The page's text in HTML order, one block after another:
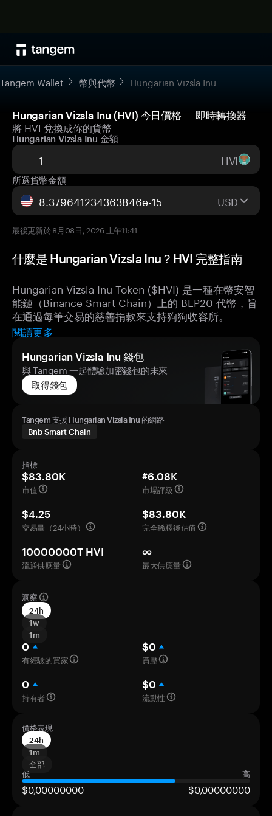
Tangem Wallet 幣與代幣 Hungarian Vizsla Inu
Hungarian Vizsla Inu (HVI) 今日價格 — 即時轉換器
將 HVI 兌換成你的貨幣
Hungarian Vizsla Inu 金額
HVI
所選貨幣金額
USD
最後更新於 8月08日, 2026 上午11:41
什麼是 Hungarian Vizsla Inu？HVI 完整指南
Hungarian Vizsla Inu Token ($HVI) 是一種在幣安智
能鏈（Binance Smart Chain）上的 BEP20 代幣，旨
在通過每筆交易的慈善捐款來支持狗狗收容所。
閱讀更多
Hungarian Vizsla Inu 錢包
與 Tangem 一起體驗加密錢包的未來
取得錢包
Tangem 支援 Hungarian Vizsla Inu 的網路
Bnb Smart Chain
指標
$83.80K
市值
#6.08K
市場評級
$4.25
交易量（24小時）
$83.80K
完全稀釋後估值
10000000T HVI
流通供應量
∞
最大供應量
洞察
24h
1w
1m
0
有經驗的買家
$0
買壓
0
持有者
$0
流動性
價格表現
24h
1m
全部
低
高
$0,00000000 $0,00000000